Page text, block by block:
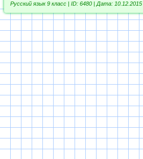
Русский язык 9 класс | ID: 6480 | Дата: 10.12.2015